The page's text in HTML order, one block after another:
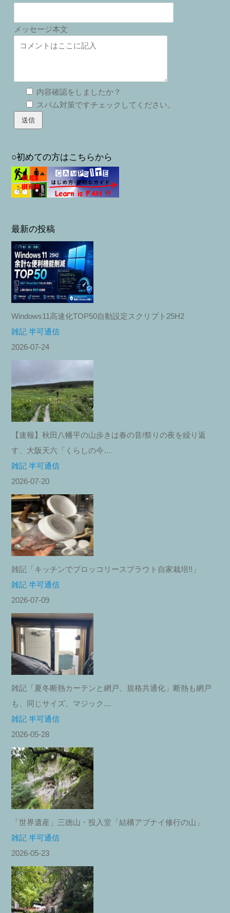
メッセージ本文
内容確認をしましたか？
スパム対策ですチェックしてください。
○初めての方はこちらから
最新の投稿
Windows11高速化TOP50自動設定スクリプト25H2
雑記 半可通信
2026-07-24
【速報】秋田八幡平の山歩きは春の音/祭りの夜を繰り返
す、大阪天六「くらしの今…
雑記 半可通信
2026-07-20
雑記「キッチンでブロッコリースプラウト自家栽培!!」
雑記 半可通信
2026-07-09
雑記「夏冬断熱カーテンと網戸、規格共通化」断熱も網戸
も、同じサイズ、マジック…
雑記 半可通信
2026-05-28
「世界遺産」三徳山・投入堂「結構アブナイ修行の山」
雑記 半可通信
2026-05-23